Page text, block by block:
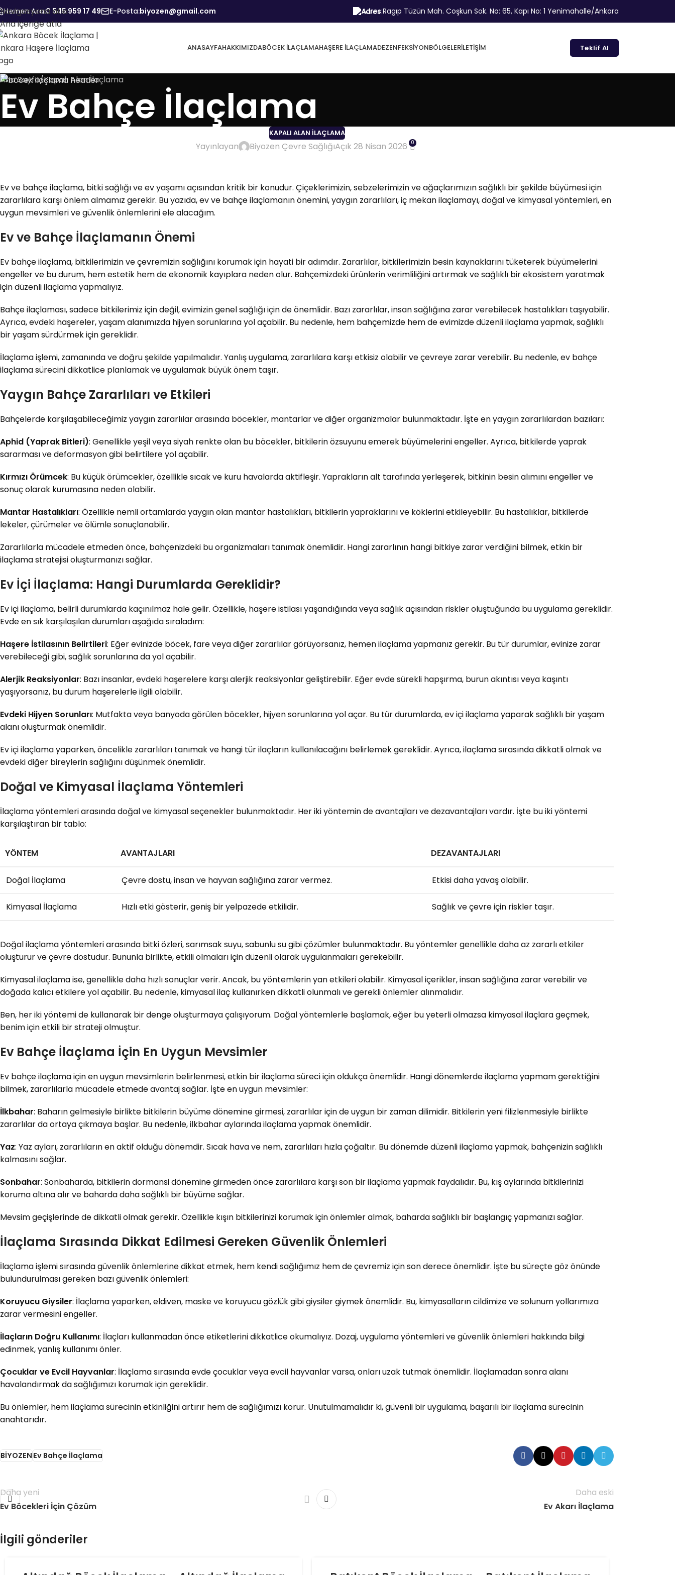
Navigasyona atla
Ana içeriğe atla
Hemen Ara:0 545 959 17 49 E-Posta:biyozen@gmail.com Adres:Ragıp Tüzün Mah. Coşkun Sok. No: 65, Kapı No: 1 Yenimahalle/Ankara
ANASAYFAHAKKIMIZDABÖCEK İLAÇLAMAHAŞERE İLAÇLAMADEZENFEKSIYONBÖLGELERİLETIŞIM Teklif Al
Ana Sayfa Kapalı Alan İlaçlama
Ev Bahçe İlaçlama
KAPALI ALAN İLAÇLAMA
Yayınlayan Biyozen Çevre SağlığıAçık 28 Nisan 2026 0
Ev ve bahçe ilaçlama, bitki sağlığı ve ev yaşamı açısından kritik bir konudur. Çiçeklerimizin, sebzelerimizin ve ağaçlarımızın sağlıklı bir şekilde büyümesi için
zararlılara karşı önlem almamız gerekir. Bu yazıda, ev ve bahçe ilaçlamanın önemini, yaygın zararlıları, iç mekan ilaçlamayı, doğal ve kimyasal yöntemleri, en
uygun mevsimleri ve güvenlik önlemlerini ele alacağım.
Ev ve Bahçe İlaçlamanın Önemi
Ev bahçe ilaçlama, bitkilerimizin ve çevremizin sağlığını korumak için hayati bir adımdır. Zararlılar, bitkilerimizin besin kaynaklarını tüketerek büyümelerini
engeller ve bu durum, hem estetik hem de ekonomik kayıplara neden olur. Bahçemizdeki ürünlerin verimliliğini artırmak ve sağlıklı bir ekosistem yaratmak
için düzenli ilaçlama yapmalıyız.
Bahçe ilaçlaması, sadece bitkilerimiz için değil, evimizin genel sağlığı için de önemlidir. Bazı zararlılar, insan sağlığına zarar verebilecek hastalıkları taşıyabilir.
Ayrıca, evdeki haşereler, yaşam alanımızda hijyen sorunlarına yol açabilir. Bu nedenle, hem bahçemizde hem de evimizde düzenli ilaçlama yapmak, sağlıklı
bir yaşam sürdürmek için gereklidir.
İlaçlama işlemi, zamanında ve doğru şekilde yapılmalıdır. Yanlış uygulama, zararlılara karşı etkisiz olabilir ve çevreye zarar verebilir. Bu nedenle, ev bahçe
ilaçlama sürecini dikkatlice planlamak ve uygulamak büyük önem taşır.
Yaygın Bahçe Zararlıları ve Etkileri
Bahçelerde karşılaşabileceğimiz yaygın zararlılar arasında böcekler, mantarlar ve diğer organizmalar bulunmaktadır. İşte en yaygın zararlılardan bazıları:
Aphid (Yaprak Bitleri): Genellikle yeşil veya siyah renkte olan bu böcekler, bitkilerin özsuyunu emerek büyümelerini engeller. Ayrıca, bitkilerde yaprak
sararması ve deformasyon gibi belirtilere yol açabilir.
Kırmızı Örümcek: Bu küçük örümcekler, özellikle sıcak ve kuru havalarda aktifleşir. Yaprakların alt tarafında yerleşerek, bitkinin besin alımını engeller ve
sonuç olarak kurumasına neden olabilir.
Mantar Hastalıkları: Özellikle nemli ortamlarda yaygın olan mantar hastalıkları, bitkilerin yapraklarını ve köklerini etkileyebilir. Bu hastalıklar, bitkilerde
lekeler, çürümeler ve ölümle sonuçlanabilir.
Zararlılarla mücadele etmeden önce, bahçenizdeki bu organizmaları tanımak önemlidir. Hangi zararlının hangi bitkiye zarar verdiğini bilmek, etkin bir
ilaçlama stratejisi oluşturmanızı sağlar.
Ev İçi İlaçlama: Hangi Durumlarda Gereklidir?
Ev içi ilaçlama, belirli durumlarda kaçınılmaz hale gelir. Özellikle, haşere istilası yaşandığında veya sağlık açısından riskler oluştuğunda bu uygulama gereklidir.
Evde en sık karşılaşılan durumları aşağıda sıraladım:
Haşere İstilasının Belirtileri: Eğer evinizde böcek, fare veya diğer zararlılar görüyorsanız, hemen ilaçlama yapmanız gerekir. Bu tür durumlar, evinize zarar
verebileceği gibi, sağlık sorunlarına da yol açabilir.
Alerjik Reaksiyonlar: Bazı insanlar, evdeki haşerelere karşı alerjik reaksiyonlar geliştirebilir. Eğer evde sürekli hapşırma, burun akıntısı veya kaşıntı
yaşıyorsanız, bu durum haşerelerle ilgili olabilir.
Evdeki Hijyen Sorunları: Mutfakta veya banyoda görülen böcekler, hijyen sorunlarına yol açar. Bu tür durumlarda, ev içi ilaçlama yaparak sağlıklı bir yaşam
alanı oluşturmak önemlidir.
Ev içi ilaçlama yaparken, öncelikle zararlıları tanımak ve hangi tür ilaçların kullanılacağını belirlemek gereklidir. Ayrıca, ilaçlama sırasında dikkatli olmak ve
evdeki diğer bireylerin sağlığını düşünmek önemlidir.
Doğal ve Kimyasal İlaçlama Yöntemleri
İlaçlama yöntemleri arasında doğal ve kimyasal seçenekler bulunmaktadır. Her iki yöntemin de avantajları ve dezavantajları vardır. İşte bu iki yöntemi
karşılaştıran bir tablo:
YÖNTEM AVANTAJLARI DEZAVANTAJLARI
Doğal İlaçlama Çevre dostu, insan ve hayvan sağlığına zarar vermez. Etkisi daha yavaş olabilir.
Kimyasal İlaçlama Hızlı etki gösterir, geniş bir yelpazede etkilidir. Sağlık ve çevre için riskler taşır.
Doğal ilaçlama yöntemleri arasında bitki özleri, sarımsak suyu, sabunlu su gibi çözümler bulunmaktadır. Bu yöntemler genellikle daha az zararlı etkiler
oluşturur ve çevre dostudur. Bununla birlikte, etkili olmaları için düzenli olarak uygulanmaları gerekebilir.
Kimyasal ilaçlama ise, genellikle daha hızlı sonuçlar verir. Ancak, bu yöntemlerin yan etkileri olabilir. Kimyasal içerikler, insan sağlığına zarar verebilir ve
doğada kalıcı etkilere yol açabilir. Bu nedenle, kimyasal ilaç kullanırken dikkatli olunmalı ve gerekli önlemler alınmalıdır.
Ben, her iki yöntemi de kullanarak bir denge oluşturmaya çalışıyorum. Doğal yöntemlerle başlamak, eğer bu yeterli olmazsa kimyasal ilaçlara geçmek,
benim için etkili bir strateji olmuştur.
Ev Bahçe İlaçlama İçin En Uygun Mevsimler
Ev bahçe ilaçlama için en uygun mevsimlerin belirlenmesi, etkin bir ilaçlama süreci için oldukça önemlidir. Hangi dönemlerde ilaçlama yapmam gerektiğini
bilmek, zararlılarla mücadele etmede avantaj sağlar. İşte en uygun mevsimler:
İlkbahar: Baharın gelmesiyle birlikte bitkilerin büyüme dönemine girmesi, zararlılar için de uygun bir zaman dilimidir. Bitkilerin yeni filizlenmesiyle birlikte
zararlılar da ortaya çıkmaya başlar. Bu nedenle, ilkbahar aylarında ilaçlama yapmak önemlidir.
Yaz: Yaz ayları, zararlıların en aktif olduğu dönemdir. Sıcak hava ve nem, zararlıları hızla çoğaltır. Bu dönemde düzenli ilaçlama yapmak, bahçenizin sağlıklı
kalmasını sağlar.
Sonbahar: Sonbaharda, bitkilerin dormansi dönemine girmeden önce zararlılara karşı son bir ilaçlama yapmak faydalıdır. Bu, kış aylarında bitkilerinizi
koruma altına alır ve baharda daha sağlıklı bir büyüme sağlar.
Mevsim geçişlerinde de dikkatli olmak gerekir. Özellikle kışın bitkilerinizi korumak için önlemler almak, baharda sağlıklı bir başlangıç yapmanızı sağlar.
İlaçlama Sırasında Dikkat Edilmesi Gereken Güvenlik Önlemleri
İlaçlama işlemi sırasında güvenlik önlemlerine dikkat etmek, hem kendi sağlığımız hem de çevremiz için son derece önemlidir. İşte bu süreçte göz önünde
bulundurulması gereken bazı güvenlik önlemleri:
Koruyucu Giysiler: İlaçlama yaparken, eldiven, maske ve koruyucu gözlük gibi giysiler giymek önemlidir. Bu, kimyasalların cildimize ve solunum yollarımıza
zarar vermesini engeller.
İlaçların Doğru Kullanımı: İlaçları kullanmadan önce etiketlerini dikkatlice okumalıyız. Dozaj, uygulama yöntemleri ve güvenlik önlemleri hakkında bilgi
edinmek, yanlış kullanımı önler.
Çocuklar ve Evcil Hayvanlar: İlaçlama sırasında evde çocuklar veya evcil hayvanlar varsa, onları uzak tutmak önemlidir. İlaçlamadan sonra alanı
havalandırmak da sağlığımızı korumak için gereklidir.
Bu önlemler, hem ilaçlama sürecinin etkinliğini artırır hem de sağlığımızı korur. Unutulmamalıdır ki, güvenli bir uygulama, başarılı bir ilaçlama sürecinin
anahtarıdır.
BİYOZENEv Bahçe İlaçlama
Daha yeni
Ev Böcekleri İçin Çözüm
Daha eski
Ev Akarı İlaçlama
İlgili gönderiler